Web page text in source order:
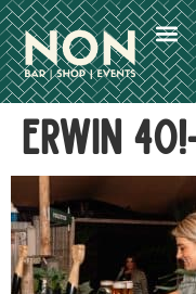
ERWIN